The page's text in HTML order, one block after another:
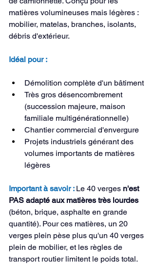
matières volumineuses mais légères :
mobilier, matelas, branches, isolants,
débris d'extérieur.
Idéal pour :
Démolition complète d'un bâtiment
Très gros désencombrement
(succession majeure, maison
familiale multigénérationnelle)
Chantier commercial d'envergure
Projets industriels générant des
volumes importants de matières
légères
Important à savoir : Le 40 verges n'est
PAS adapté aux matières très lourdes
(béton, brique, asphalte en grande
quantité). Pour ces matières, un 20
verges plein pèse plus qu'un 40 verges
plein de mobilier, et les règles de
transport routier limitent le poids total.